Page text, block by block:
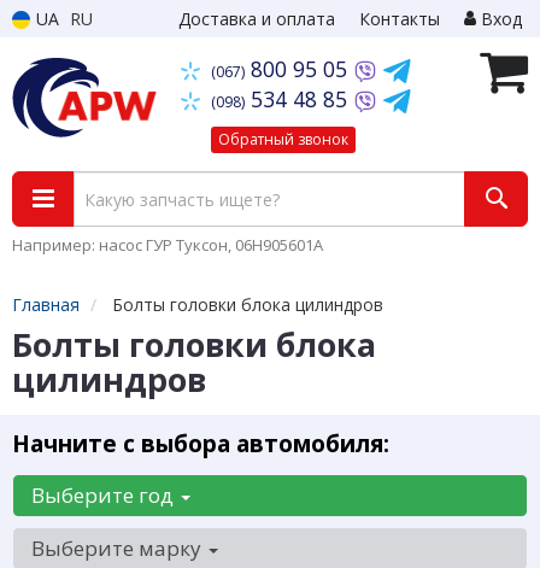
UA RU Доставка и оплата Контакты Вход
(067) 800 95 05
(098) 534 48 85
Обратный звонок
Например: насос ГУР Туксон, 06H905601A
Главная Болты головки блока цилиндров
Болты головки блока
цилиндров
Начните с выбора автомобиля:
Выберите год
Выберите марку